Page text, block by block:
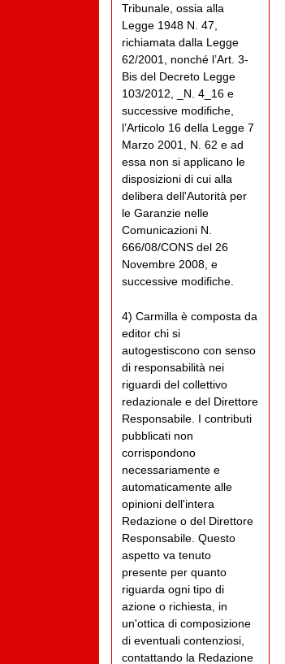
Tribunale, ossia alla
Legge 1948 N. 47,
richiamata dalla Legge
62/2001, nonché l’Art. 3-
Bis del Decreto Legge
103/2012, _N. 4_16 e
successive modifiche,
l’Articolo 16 della Legge 7
Marzo 2001, N. 62 e ad
essa non si applicano le
disposizioni di cui alla
delibera dell'Autorità per
le Garanzie nelle
Comunicazioni N.
666/08/CONS del 26
Novembre 2008, e
successive modifiche.
4) Carmilla è composta da
editor chi si
autogestiscono con senso
di responsabilità nei
riguardi del collettivo
redazionale e del Direttore
Responsabile. I contributi
pubblicati non
corrispondono
necessariamente e
automaticamente alle
opinioni dell'intera
Redazione o del Direttore
Responsabile. Questo
aspetto va tenuto
presente per quanto
riguarda ogni tipo di
azione o richiesta, in
un'ottica di composizione
di eventuali contenziosi,
contattando la Redazione